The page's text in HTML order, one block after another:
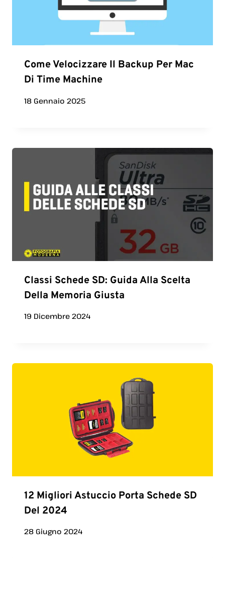
Come Velocizzare Il Backup Per Mac
Di Time Machine
18 Gennaio 2025
Classi Schede SD: Guida Alla Scelta
Della Memoria Giusta
19 Dicembre 2024
12 Migliori Astuccio Porta Schede SD
Del 2024
28 Giugno 2024